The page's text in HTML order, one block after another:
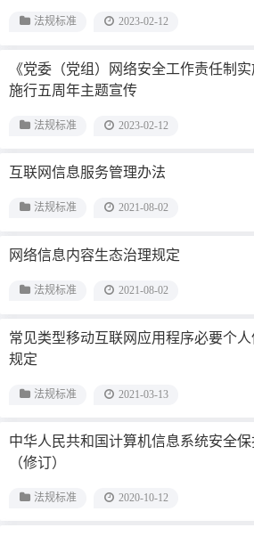
法规标准 2023-02-12
《党委（党组）网络安全工作责任制实
施行五周年主题宣传
法规标准 2023-02-12
互联网信息服务管理办法
法规标准 2021-08-02
网络信息内容生态治理规定
法规标准 2021-08-02
常见类型移动互联网应用程序必要个人
规定
法规标准 2021-03-13
中华人民共和国计算机信息系统安全保
（修订）
法规标准 2020-10-12